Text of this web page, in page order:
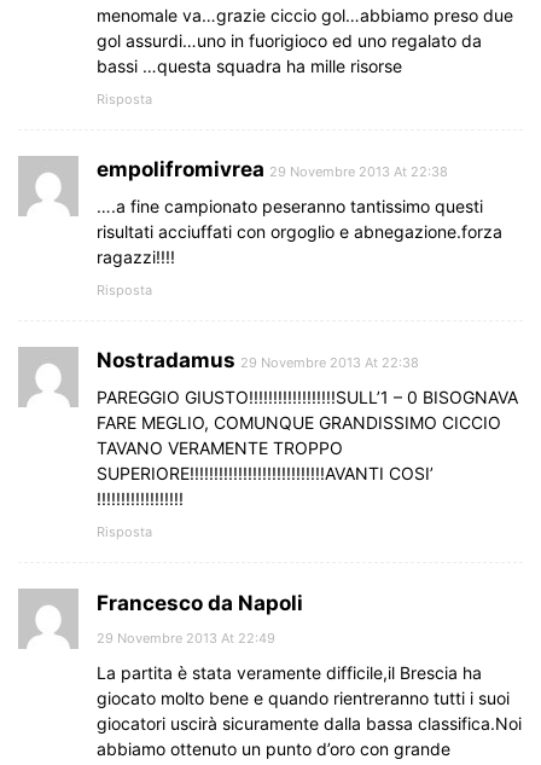
menomale va…grazie ciccio gol…abbiamo preso due
gol assurdi…uno in fuorigioco ed uno regalato da
bassi …questa squadra ha mille risorse
Risposta
empolifromivrea 29 Novembre 2013 At 22:38
….a fine campionato peseranno tantissimo questi
risultati acciuffati con orgoglio e abnegazione.forza
ragazzi!!!!
Risposta
Nostradamus 29 Novembre 2013 At 22:38
PAREGGIO GIUSTO!!!!!!!!!!!!!!!!!!SULL’1 – 0 BISOGNAVA
FARE MEGLIO, COMUNQUE GRANDISSIMO CICCIO
TAVANO VERAMENTE TROPPO
SUPERIORE!!!!!!!!!!!!!!!!!!!!!!!!!!!!AVANTI COSI’
!!!!!!!!!!!!!!!!!!
Risposta
Francesco da Napoli
29 Novembre 2013 At 22:49
La partita è stata veramente difficile,il Brescia ha
giocato molto bene e quando rientreranno tutti i suoi
giocatori uscirà sicuramente dalla bassa classifica.Noi
abbiamo ottenuto un punto d’oro con grande